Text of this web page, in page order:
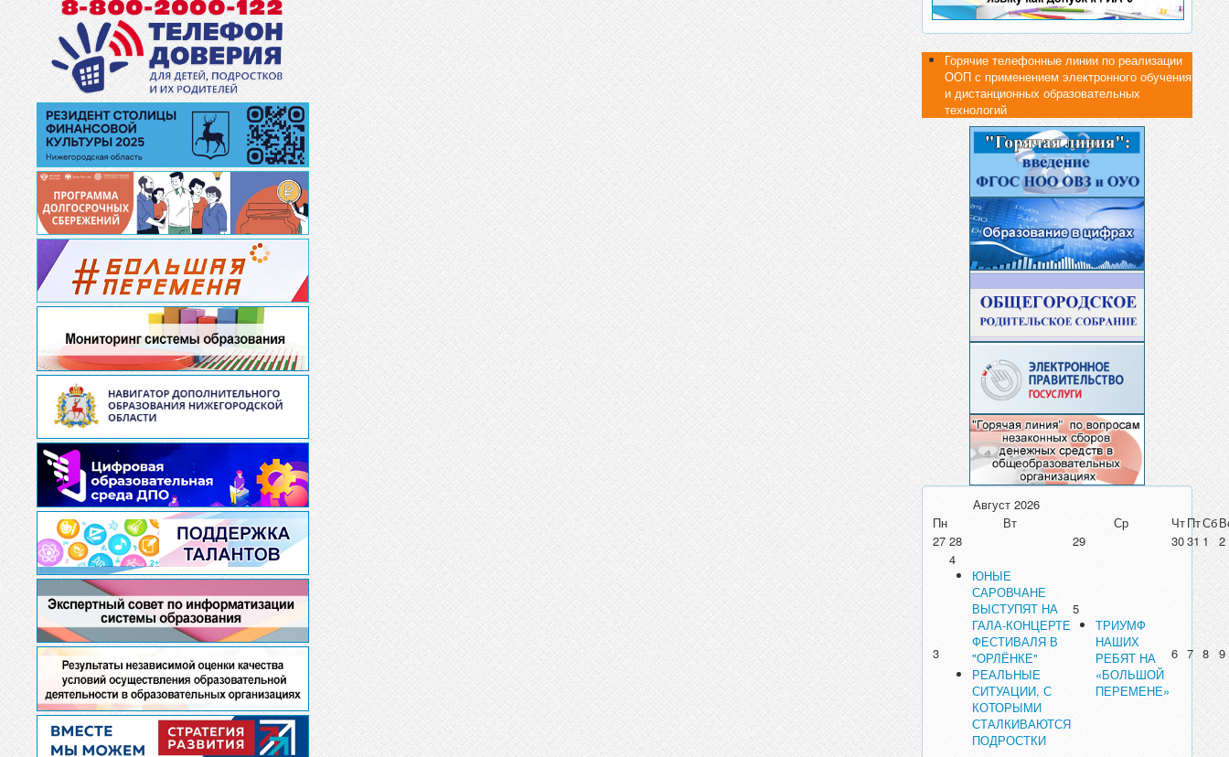
Горячие телефонные линии по реализации
ООП с применением электронного обучения
и дистанционных образовательных
технологий
Август 2026
Пн
Вт Ср ЧтПтСб
27 28 29 30311 2
3
4
ЮНЫЕ
САРОВЧАНЕ
ВЫСТУПЯТ НА
ГАЛА-КОНЦЕРТЕ
ФЕСТИВАЛЯ В
"ОРЛЁНКЕ"
РЕАЛЬНЫЕ
СИТУАЦИИ, С
КОТОРЫМИ
СТАЛКИВАЮТСЯ
ПОДРОСТКИ
5
ТРИУМФ
НАШИХ
РЕБЯТ НА
«БОЛЬШОЙ
ПЕРЕМЕНЕ»
6 7 8 9